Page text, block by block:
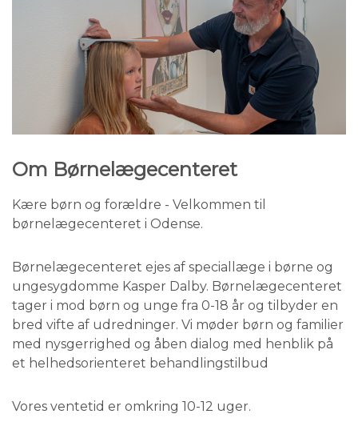
Om Børnelægecenteret
Kære børn og forældre - Velkommen til
børnelægecenteret i Odense.
Børnelægecenteret ejes af speciallæge i børne og
ungesygdomme Kasper Dalby. Børnelægecenteret
tager i mod børn og unge fra 0-18 år og tilbyder en
bred vifte af udredninger. Vi møder børn og familier
med nysgerrighed og åben dialog med henblik på
et helhedsorienteret behandlingstilbud
Vores ventetid er omkring 10-12 uger.